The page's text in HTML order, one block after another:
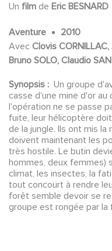
Un film de Eric BESNARD
Aventure
2010
Avec Clovis
Bruno SOLO, Claudio
Synopsis : Un groupe
casse d'une mine d'or au
l'opération ne se passe
fuite, leur hélicoptère
de la jungle. Ils ont mis la
doivent maintenant les
très hostile. Le butin
hommes, deux femmes)
climat, les insectes, la
tout concourt à rendre
forêt semble devoir se
groupe est rongée par la